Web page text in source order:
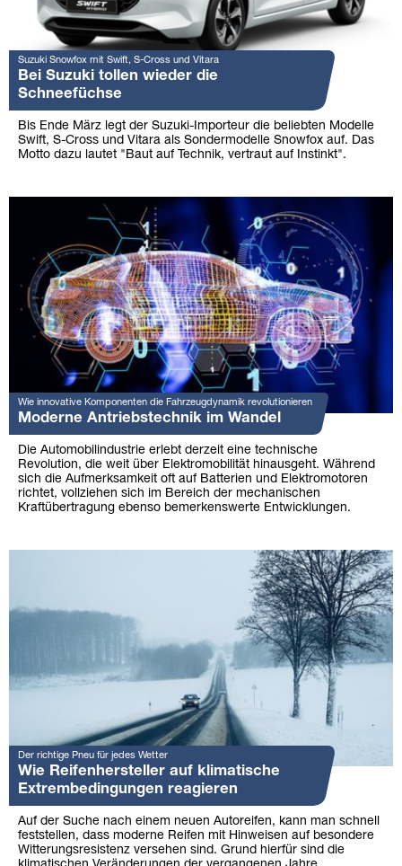
Suzuki Snowfox mit Swift, S-Cross und Vitara
Bei Suzuki tollen wieder die
Schneefüchse
Bis Ende März legt der Suzuki-Importeur die beliebten Modelle
Swift, S-Cross und Vitara als Sondermodelle Snowfox auf. Das
Motto dazu lautet "Baut auf Technik, vertraut auf Instinkt".
Wie innovative Komponenten die Fahrzeugdynamik revolutionieren
Moderne Antriebstechnik im Wandel
Die Automobilindustrie erlebt derzeit eine technische
Revolution, die weit über Elektromobilität hinausgeht. Während
sich die Aufmerksamkeit oft auf Batterien und Elektromotoren
richtet, vollziehen sich im Bereich der mechanischen
Kraftübertragung ebenso bemerkenswerte Entwicklungen.
Der richtige Pneu für jedes Wetter
Wie Reifenhersteller auf klimatische
Extrembedingungen reagieren
Auf der Suche nach einem neuen Autoreifen, kann man schnell
feststellen, dass moderne Reifen mit Hinweisen auf besondere
Witterungsresistenz versehen sind. Grund hierfür sind die